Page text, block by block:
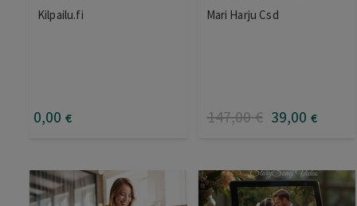
Kilpailu.fi
0,00 €
Mari Harju Csd
147,00€ 39,00 €